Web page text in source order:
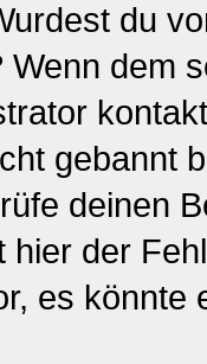
du
dem
gebannt
deinen
hier der
es könnte